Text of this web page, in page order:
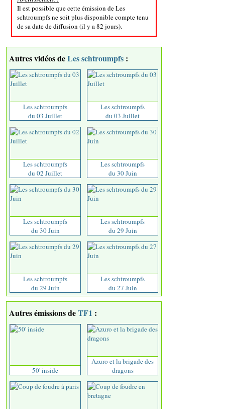
Il est possible que cette émission de Les
schtroumpfs ne soit plus disponible compte tenu
de sa date de diffusion (il y a 82 jours).
Autres vidéos deLes schtroumpfs :
Les schtroumpfs
du 03 Juillet
Les schtroumpfs
du 03 Juillet
Les schtroumpfs
du 02 Juillet
Les schtroumpfs
du 30 Juin
Les schtroumpfs
du 30 Juin
Les schtroumpfs
du 29 Juin
Les schtroumpfs
du 29 Juin
Les schtroumpfs
du 27 Juin
Autres émissions deTF1 :
50' inside
Azuro et la brigade des
dragons